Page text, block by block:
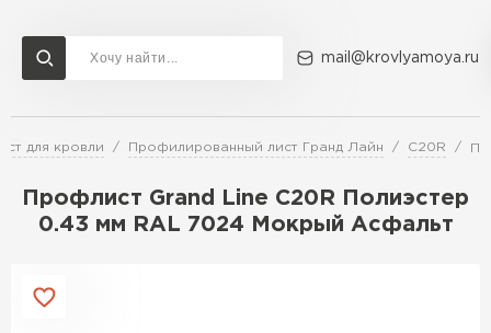
mail@krovlyamoya.ru
для кровли Профилированный лист Гранд Лайн C20R
Профлист Grand Line С20R Полиэстер
0.43 мм RAL 7024 Мокрый Асфальт
Сервисы расчета
Расчет штакетника для забора
Расчет водостока
Расчет фальцевой кровли
Доставка Контакты